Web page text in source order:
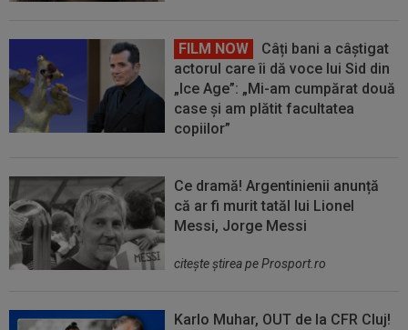
FILM NOW
Câți bani a câștigat
actorul care îi dă voce lui Sid din
„Ice Age”: „Mi-am cumpărat două
case și am plătit facultatea
copiilor”
Ce dramă! Argentinienii anunță
că ar fi murit tatăl lui Lionel
Messi, Jorge Messi
citeşte ştirea pe Prosport.ro
Karlo Muhar, OUT de la CFR Cluj!